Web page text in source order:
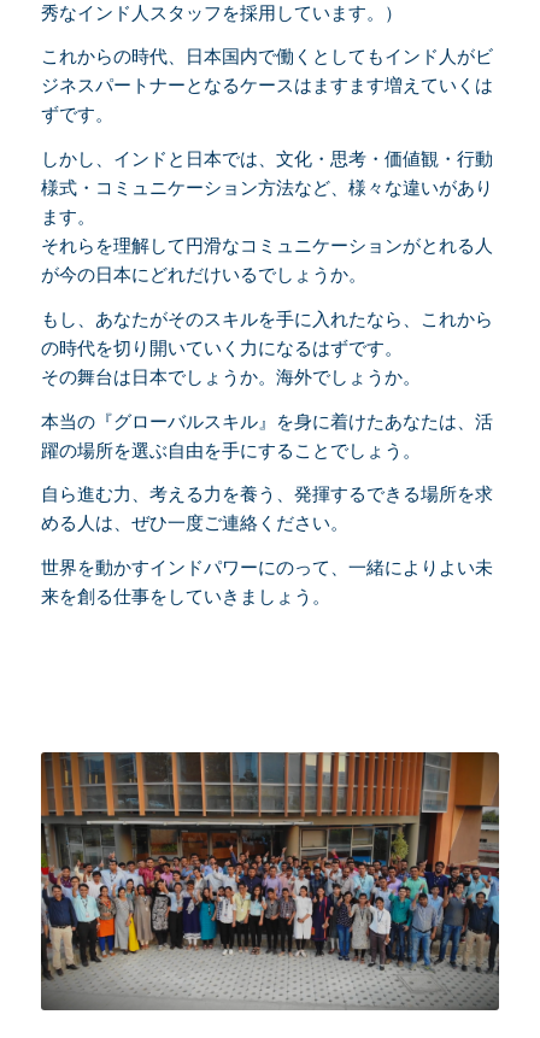
秀なインド人スタッフを採用しています。）
これからの時代、日本国内で働くとしてもインド人がビ
ジネスパートナーとなるケースはますます増えていくは
ずです。
しかし、インドと日本では、文化・思考・価値観・行動
様式・コミュニケーション方法など、様々な違いがあり
ます。
それらを理解して円滑なコミュニケーションがとれる人
が今の日本にどれだけいるでしょうか。
もし、あなたがそのスキルを手に入れたなら、これから
の時代を切り開いていく力になるはずです。
その舞台は日本でしょうか。海外でしょうか。
本当の『グローバルスキル』を身に着けたあなたは、活
躍の場所を選ぶ自由を手にすることでしょう。
自ら進む力、考える力を養う、発揮するできる場所を求
める人は、ぜひ一度ご連絡ください。
世界を動かすインドパワーにのって、一緒によりよい未
来を創る仕事をしていきましょう。